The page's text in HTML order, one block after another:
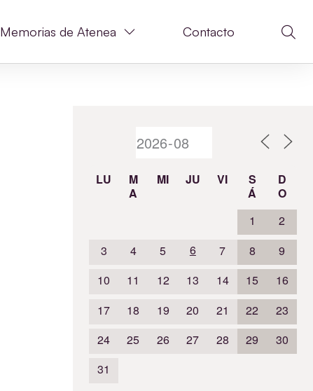
Memorias de Atenea Contacto
LU
M
A
MI JU VI
S
Á
D
O
1
2
3
4 5 6 7 8
9
10
11 12 13 14 15
16
17
18 19 20 21 22
23
24
25 26 27 28 29
30
31